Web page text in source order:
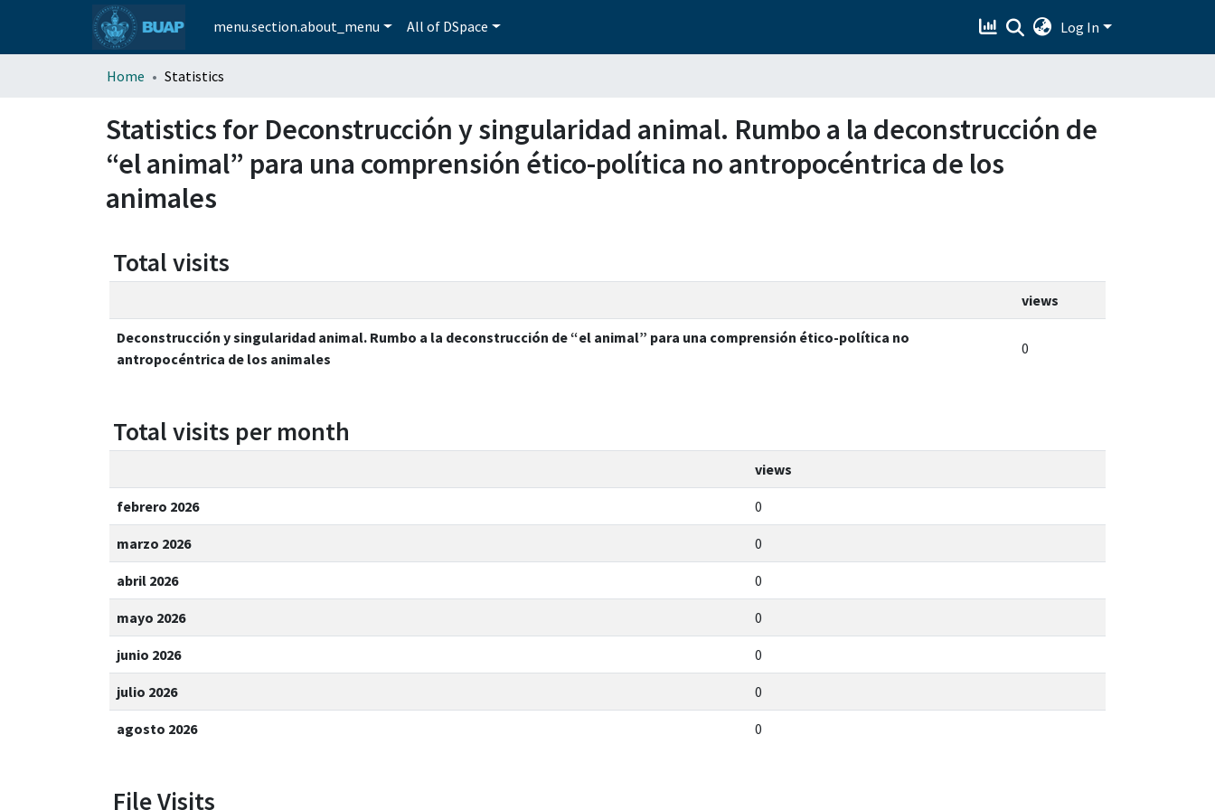
menu.section.about_menu All of DSpace Log In
Home Statistics
Statistics for Deconstrucción y singularidad animal. Rumbo a la deconstrucción de
“el animal” para una comprensión ético-política no antropocéntrica de los
animales
Total visits
views
Deconstrucción y singularidad animal. Rumbo a la deconstrucción de “el animal” para una comprensión ético-política no
antropocéntrica de los animales
0
Total visits per month
views
febrero 2026 0
marzo 2026 0
abril 2026 0
mayo 2026 0
junio 2026 0
julio 2026 0
agosto 2026 0
File Visits